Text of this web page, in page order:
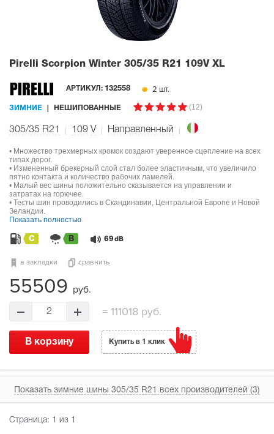
Pirelli Scorpion Winter 305/35 R21 109V XL
АРТИКУЛ: 132558 2 шт.
ЗИМНИЕ НЕШИПОВАННЫЕ (12)
305/35 R21 109 V Направленный
• Множество трехмерных кромок создают уверенное сцепление на всех
типах дорог.
• Измененный брекерный слой стал более эластичным, что увеличило
пятно контакта и количество рабочих ламелей.
• Малый вес шины положительно сказывается на управлении и
затратах на горючее.
• Тесты шин проводились в Скандинавии, Центральной Европе и Новой
Зеландии.
Показать полностью
C B 69 dB
в закладки сравнить
55509 руб.
2 = 111018 руб.
В корзину Купить в 1 клик
Показать зимние шины 305/35 R21 всех производителей (3)
Страница: 1 из 1